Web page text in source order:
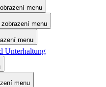
menu
zobrazení menu
menu
Unterhaltung
menu